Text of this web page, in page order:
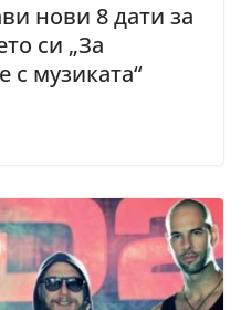
нови 8 дати за
си „За
музиката“